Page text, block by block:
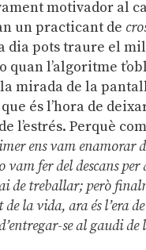
motivador al
un practicant de
dia pots traure el
quan l’algoritme
mirada de la
és l’hora de
l’estrés. Perquè
ens vam enamorar
vam fer del descans
de treballar; però
la vida, ara és l’era
se al gaudi de